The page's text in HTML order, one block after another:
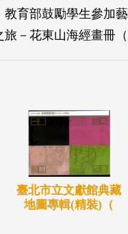
教育部鼓勵學生參加
－花東山海經畫冊（
臺北市立文獻館典藏
地圖專輯(精裝)（